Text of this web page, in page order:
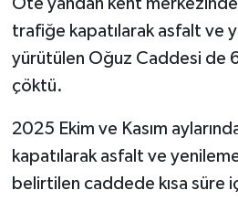
Öte yandan kent
trafiğe kapatılarak asfalt ve
yürütülen Oğuz Caddesi de
çöktü.
2025 Ekim ve Kasım
kapatılarak asfalt ve yenileme
belirtilen caddede kısa süre